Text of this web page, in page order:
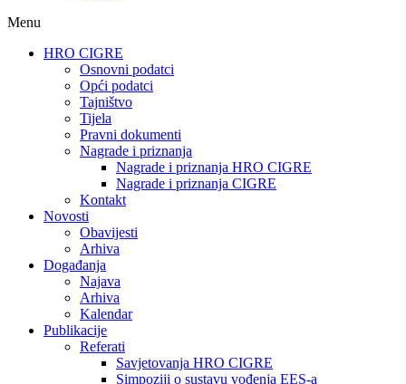
Menu
HRO CIGRE
Osnovni podatci​
Opći podatci
Tajništvo
Tijela
Pravni dokumenti
Nagrade i priznanja
Nagrade i priznanja HRO CIGRE
Nagrade i priznanja CIGRE
Kontakt
Novosti
Obavijesti
Arhiva
Događanja
Najava
Arhiva
Kalendar
Publikacije
Referati
Savjetovanja HRO CIGRE
Simpoziji o sustavu vođenja EES-a